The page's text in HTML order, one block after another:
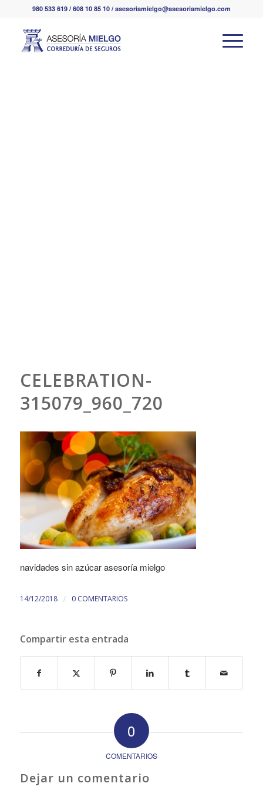
980 533 619 / 608 10 85 10 / asesoriamielgo@asesoriamielgo.com
CELEBRATION-
315079_960_720
navidades sin azúcar asesoría mielgo
14/12/2018 / 0 COMENTARIOS
Compartir esta entrada
0
COMENTARIOS
Dejar un comentario